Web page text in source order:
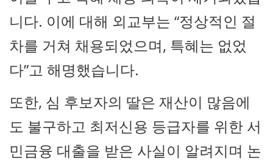
니다. 이에 대해 외교부는 “정상적인 절
차를 거쳐 채용되었으며, 특혜는 없었
다”고 해명했습니다.
또한, 심 후보자의 딸은 재산이 많음에
도 불구하고 최저신용 등급자를 위한 서
민금융 대출을 받은 사실이 알려지며 논